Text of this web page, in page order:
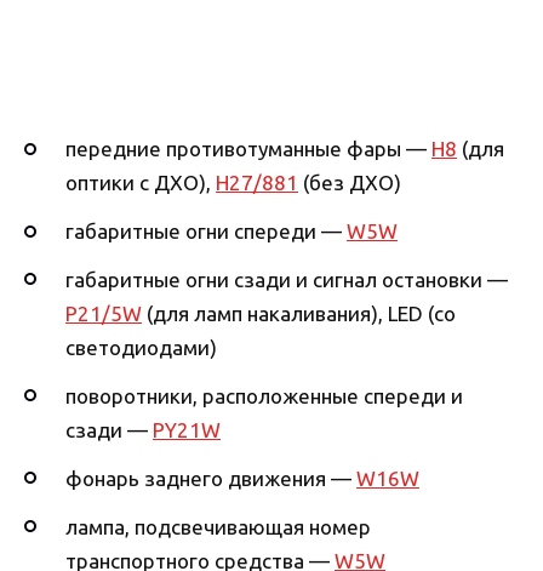
передние противотуманные фары — H8 (для
оптики с ДХО), H27/881 (без ДХО)
габаритные огни спереди — W5W
габаритные огни сзади и сигнал остановки —
P21/5W (для ламп накаливания), LED (со
светодиодами)
поворотники, расположенные спереди и
сзади — PY21W
фонарь заднего движения — W16W
лампа, подсвечивающая номер
транспортного средства — W5W